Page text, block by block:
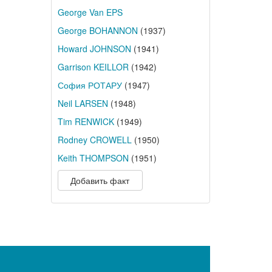
George Van EPS
George BOHANNON (1937)
Howard JOHNSON (1941)
Garrison KEILLOR(1942)
София РОТАРУ(1947)
Neil LARSEN (1948)
Tim RENWICK(1949)
Rodney CROWELL(1950)
Keith THOMPSON (1951)
Добавить факт